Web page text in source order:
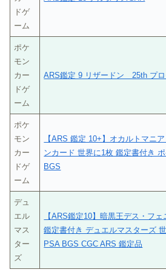
ドゲ
ーム
ポケ
モン
カー
ドゲ
ーム
ARS鑑定 9 リザードン 25th プロ
ポケ
モン
カー
ドゲ
ーム
【ARS 鑑定 10+】オカルトマニ
ンカード 世界に1枚 鑑定書付き
BGS
デュ
エル
マス
ター
ズ
【ARS鑑定10】暗黒王デス・フェ
鑑定書付き デュエルマスターズ
PSA BGS CGC ARS 鑑定品